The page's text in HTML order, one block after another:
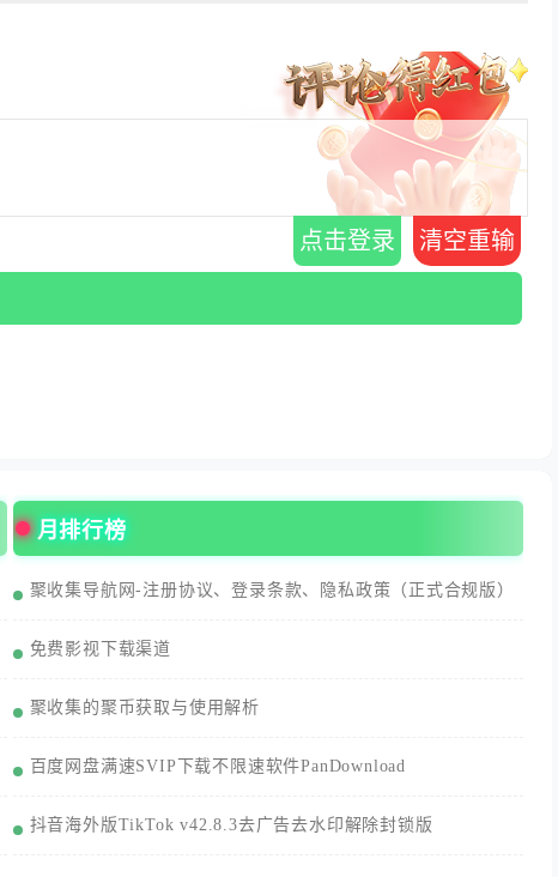
点击登录 清空重输
月排行榜
聚收集导航网-注册协议、登录条款、隐私政策（正式合规版）
免费影视下载渠道
聚收集的聚币获取与使用解析
百度网盘满速SVIP下载不限速软件PanDownload
抖音海外版TikTok v42.8.3去广告去水印解除封锁版